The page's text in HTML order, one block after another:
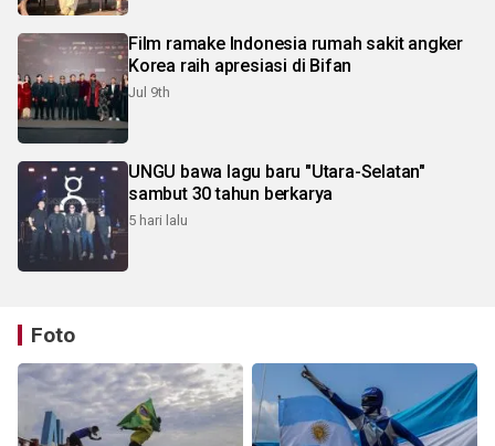
Film ramake Indonesia rumah sakit angker
Korea raih apresiasi di Bifan
Jul 9th
UNGU bawa lagu baru "Utara-Selatan"
sambut 30 tahun berkarya
5 hari lalu
Foto